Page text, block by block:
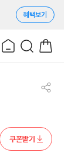
혜택보기
쿠폰받기